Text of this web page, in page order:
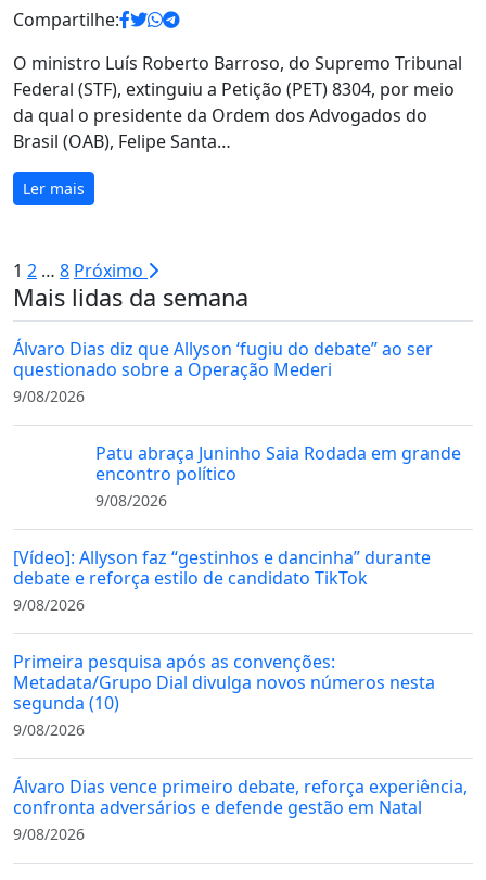
Compartilhe:
O ministro Luís Roberto Barroso, do Supremo Tribunal
Federal (STF), extinguiu a Petição (PET) 8304, por meio
da qual o presidente da Ordem dos Advogados do
Brasil (OAB), Felipe Santa…
Ler mais
Paginação
de
posts
1 2 … 8 Próximo
Mais lidas da semana
Álvaro Dias diz que Allyson ‘fugiu do debate” ao ser
questionado sobre a Operação Mederi
9/08/2026
Patu abraça Juninho Saia Rodada em grande
encontro político
9/08/2026
[Vídeo]: Allyson faz “gestinhos e dancinha” durante
debate e reforça estilo de candidato TikTok
9/08/2026
Primeira pesquisa após as convenções:
Metadata/Grupo Dial divulga novos números nesta
segunda (10)
9/08/2026
Álvaro Dias vence primeiro debate, reforça experiência,
confronta adversários e defende gestão em Natal
9/08/2026